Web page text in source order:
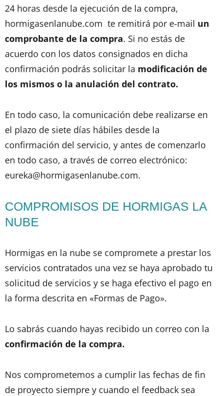
24 horas desde la ejecución de la compra,
hormigasenlanube.com te remitirá por e-mail un
comprobante de la compra. Si no estás de
acuerdo con los datos consignados en dicha
confirmación podrás solicitar la modificación de
los mismos o la anulación del contrato.
En todo caso, la comunicación debe realizarse en
el plazo de siete días hábiles desde la
confirmación del servicio, y antes de comenzarlo
en todo caso, a través de correo electrónico:
eureka@hormigasenlanube.com.
COMPROMISOS DE HORMIGAS LA
NUBE
Hormigas en la nube se compromete a prestar los
servicios contratados una vez se haya aprobado tu
solicitud de servicios y se haga efectivo el pago en
la forma descrita en «Formas de Pago».
Lo sabrás cuando hayas recibido un correo con la
confirmación de la compra.
Nos comprometemos a cumplir las fechas de fin
de proyecto siempre y cuando el feedback sea